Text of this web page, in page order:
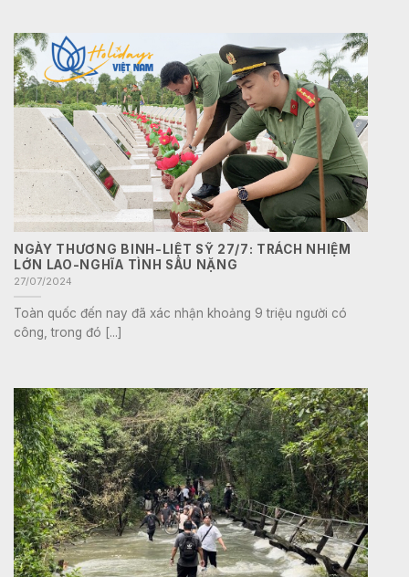
NGÀY THƯƠNG BINH-LIỆT SỸ 27/7: TRÁCH NHIỆM
LỚN LAO-NGHĨA TÌNH SÂU NẶNG
27/07/2024
Toàn quốc đến nay đã xác nhận khoảng 9 triệu người có
công, trong đó [...]